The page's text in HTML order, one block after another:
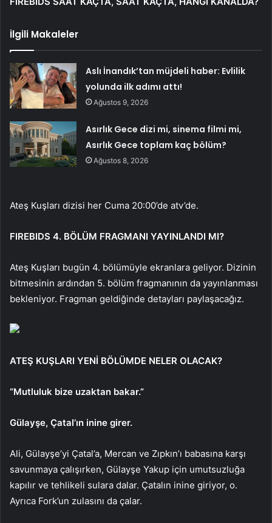
İlgili Makaleler
Aslı İnandık’tan müjdeli haber: Evlilik
yolunda ilk adımı attı!
Ağustos 9, 2026
Asırlık Gece dizi mi, sinema filmi mi,
Asırlık Gece toplam kaç bölüm?
Ağustos 8, 2026
Ateş Kuşları dizisi her Cuma 20:00’de atv’de.
FIREBIDS 4. BÖLÜM FRAGMANI YAYINLANDI MI?
Ateş Kuşları bugün 4. bölümüyle ekranlara geliyor. Dizinin
bitmesinin ardından 5. bölüm fragmanının da yayınlanması
bekleniyor. Fragman geldiğinde detayları paylaşacağız.
ATEŞ KUŞLARI YENİ BÖLÜMDE NELER OLACAK?
“Mutluluk bize uzaktan bakar.”
Gülayşe, Çatal’ın inine girer.
Ali, Gülayşe’yi Çatal’a, Mercan ve Zıpkın’ı babasına karşı
savunmaya çalışırken, Gülayşe Yakup için umutsuzluğa
kapılır ve tehlikeli sulara dalar. Çatalın inine giriyor, o.
Ayrıca Fork’un zulasını da çalar.